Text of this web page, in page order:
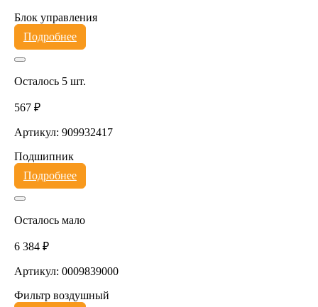
Блок управления
Подробнее
Осталось 5 шт.
567 ₽
Артикул: 909932417
Подшипник
Подробнее
Осталось мало
6 384 ₽
Артикул: 0009839000
Фильтр воздушный